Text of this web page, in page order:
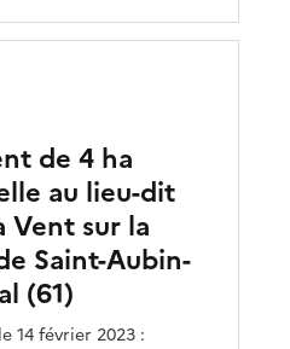
de 4 ha
au lieu-dit
Vent sur la
Saint-Aubin-
(61)
14 février 2023 :